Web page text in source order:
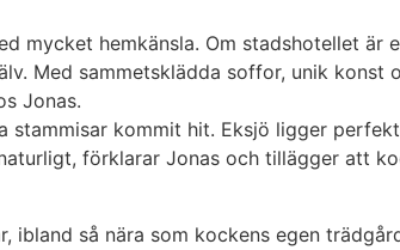
mycket hemkänsla. Om stadshotellet
Med sammetsklädda soffor, unik
Jonas.
kommit hit. Eksjö ligger
förklarar Jonas och tillägger att
ibland så nära som kockens egen